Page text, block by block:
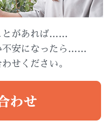
とがあれば……
不安になったら……
せください。